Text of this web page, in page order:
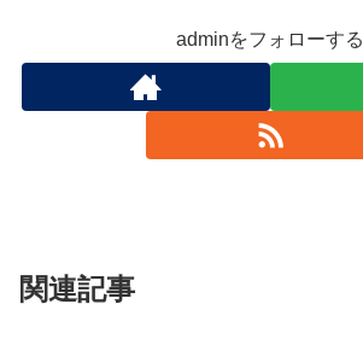
adminをフォローする
関連記事